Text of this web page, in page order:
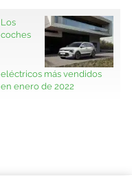
Los
coches
eléctricos más vendidos
en enero de 2022